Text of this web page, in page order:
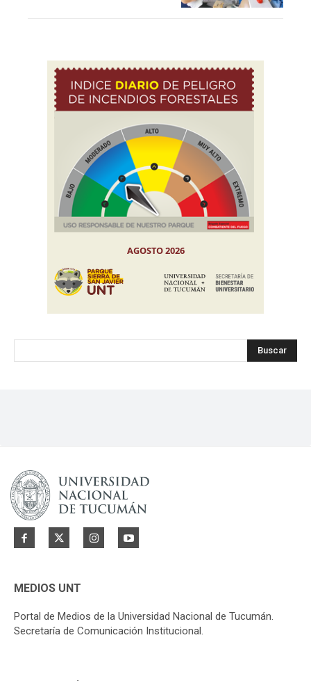
Buscar
MEDIOS UNT
Portal de Medios de la Universidad Nacional de Tucumán.
Secretaría de Comunicación Institucional.